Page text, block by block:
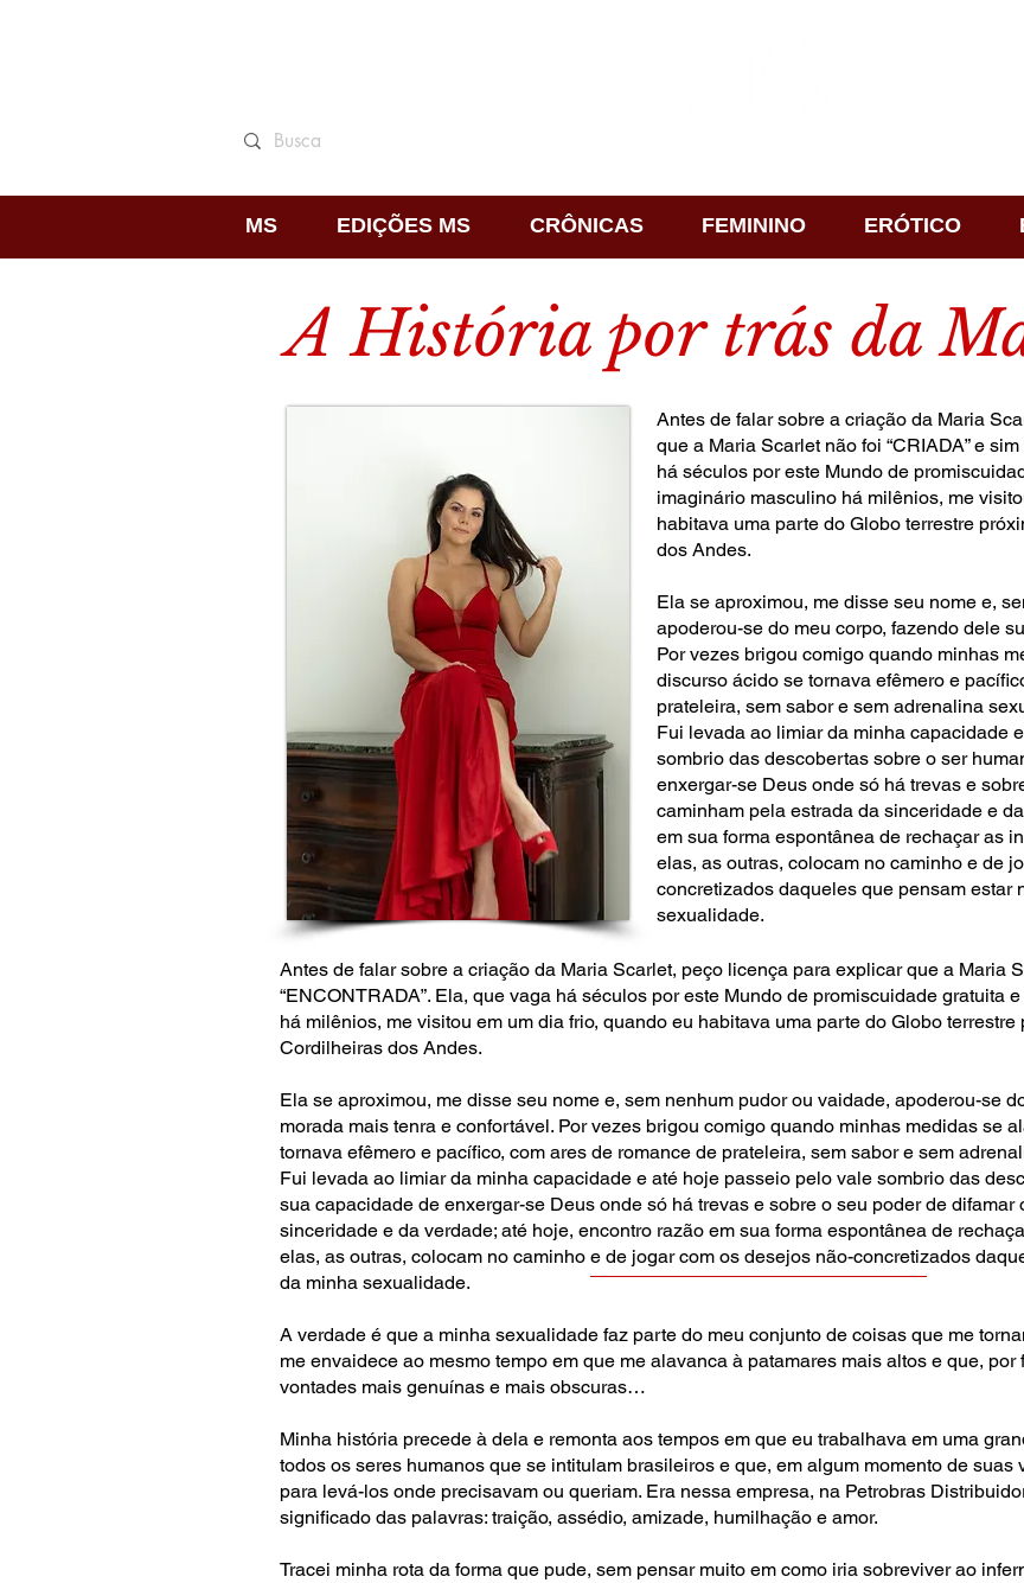
MS EDIÇÕES MS CRÔNICAS FEMININO ERÓTICO
A História por trás da
Antes de falar sobre a criação da Maria
que a Maria Scarlet não foi “CRIADA” e
há séculos por este Mundo de
imaginário masculino há milênios, me
habitava uma parte do Globo terrestre
dos Andes.
Ela se aproximou, me disse seu nome e,
apoderou-se do meu corpo, fazendo dele
Por vezes brigou comigo quando minhas
discurso ácido se tornava efêmero e
prateleira, sem sabor e sem adrenalina
Fui levada ao limiar da minha capacidade
sombrio das descobertas sobre o ser
enxergar-se Deus onde só há trevas e
caminham pela estrada da sinceridade e
em sua forma espontânea de rechaçar as
elas, as outras, colocam no caminho e de
concretizados daqueles que pensam estar
sexualidade.
Antes de falar sobre a criação da Maria Scarlet, peço licença para explicar que a Maria
“ENCONTRADA”. Ela, que vaga há séculos por este Mundo de promiscuidade gratuita
há milênios, me visitou em um dia frio, quando eu habitava uma parte do Globo
Cordilheiras dos Andes.
Ela se aproximou, me disse seu nome e, sem nenhum pudor ou vaidade, apoderou-se
morada mais tenra e confortável. Por vezes brigou comigo quando minhas medidas se
tornava efêmero e pacífico, com ares de romance de prateleira, sem sabor e sem
Fui levada ao limiar da minha capacidade e até hoje passeio pelo vale sombrio das
sua capacidade de enxergar-se Deus onde só há trevas e sobre o seu poder de
sinceridade e da verdade; até hoje, encontro razão em sua forma espontânea de
elas, as outras, colocam no caminho e de jogar com os desejos não-concretizados
da minha sexualidade.
A verdade é que a minha sexualidade faz parte do meu conjunto de coisas que me
me envaidece ao mesmo tempo em que me alavanca à patamares mais altos e que,
vontades mais genuínas e mais obscuras…
Minha história precede à dela e remonta aos tempos em que eu trabalhava em uma
todos os seres humanos que se intitulam brasileiros e que, em algum momento de suas
para levá-los onde precisavam ou queriam. Era nessa empresa, na Petrobras
significado das palavras: traição, assédio, amizade, humilhação e amor.
Tracei minha rota da forma que pude, sem pensar muito em como iria sobreviver ao